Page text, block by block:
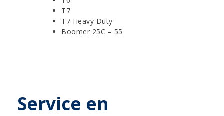
T7
T7 Heavy Duty
Boomer 25C – 55
Service en